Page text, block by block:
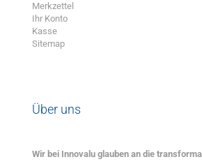
Merkzettel
Ihr Konto
Kasse
Sitemap
Über uns
Wir bei Innovalu glauben an die